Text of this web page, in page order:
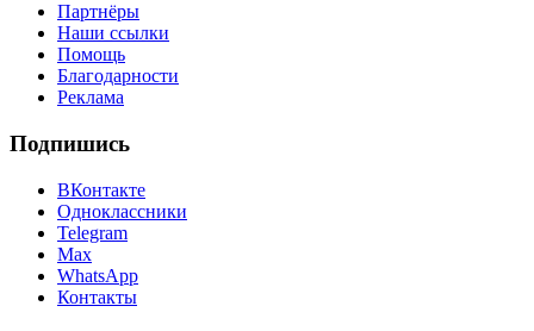
Партнёры
Наши ссылки
Помощь
Благодарности
Реклама
Подпишись
ВКонтакте
Одноклассники
Telegram
Max
WhatsApp
Контакты